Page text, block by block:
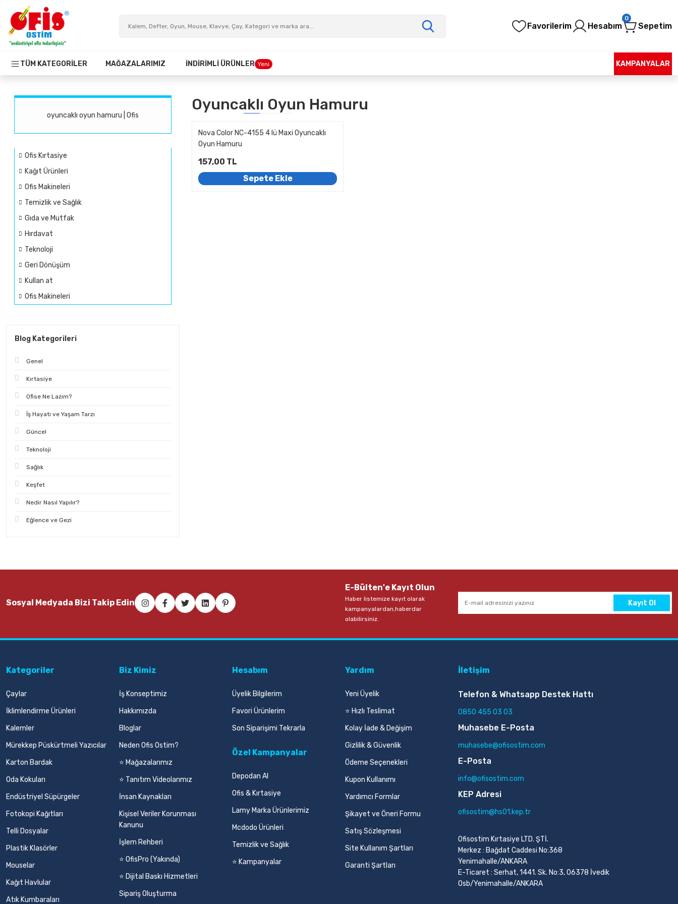
Favorilerim Hesabım Sepetim
0
TÜM KATEGORİLER MAĞAZALARIMIZ İNDİRİMLİ ÜRÜNLER Yeni KAMPANYALAR
oyuncaklı oyun hamuru | Ofis
Ofis Kırtasiye
Kağıt Ürünleri
Ofis Makineleri
Temizlik ve Sağlık
Gıda ve Mutfak
Hırdavat
Teknoloji
Geri Dönüşüm
Kullan at
Ofis Makineleri
Blog Kategorileri
Genel
Kırtasiye
Ofise Ne Lazım?
İş Hayatı ve Yaşam Tarzı
Güncel
Teknoloji
Sağlık
Keşfet
Nedir Nasıl Yapılır?
Eğlence ve Gezi
Oyuncaklı Oyun Hamuru
Nova Color NC-4155 4 lü Maxi Oyuncaklı
Oyun Hamuru
157,00 TL
Sepete Ekle
Sosyal Medyada Bizi Takip Edin
E-Bülten'e Kayıt Olun
Haber listemize kayıt olarak
kampanyalardan,haberdar
olabilirsiniz.
Kayıt Ol
Kategoriler
Çaylar
İklimlendirme Ürünleri
Kalemler
Mürekkep Püskürtmeli Yazıcılar
Karton Bardak
Oda Kokuları
Endüstriyel Süpürgeler
Fotokopi Kağıtları
Telli Dosyalar
Plastik Klasörler
Mouselar
Kağıt Havlular
Atık Kumbaraları
Biz Kimiz
İş Konseptimiz
Hakkımızda
Bloglar
Neden Ofis Ostim?
⭐ Mağazalarımız
⭐ Tanıtım Videolarımız
İnsan Kaynakları
Kişisel Veriler Korunması
Kanunu
İşlem Rehberi
⭐ OfisPro (Yakında)
⭐ Dijital Baskı Hizmetleri
Sipariş Oluşturma
Hesabım
Üyelik Bilgilerim
Favori Ürünlerim
Son Siparişimi Tekrarla
Özel Kampanyalar
Depodan Al
Ofis & Kırtasiye
Lamy Marka Ürünlerimiz
Mcdodo Ürünleri
Temizlik ve Sağlık
⭐ Kampanyalar
Yardım
Yeni Üyelik
⭐ Hızlı Teslimat
Kolay İade & Değişim
Gizlilik & Güvenlik
Ödeme Seçenekleri
Kupon Kullanımı
Yardımcı Formlar
Şikayet ve Öneri Formu
Satış Sözleşmesi
Site Kullanım Şartları
Garanti Şartları
İletişim
Telefon & Whatsapp Destek Hattı
0850 455 03 03
Muhasebe E-Posta
muhasebe@ofisostim.com
E-Posta
info@ofisostim.com
KEP Adresi
ofisostim@hs01.kep.tr
Ofisostim Kırtasiye LTD. ŞTİ.
Merkez : Bağdat Caddesi No:368
Yenimahalle/ANKARA
E-Ticaret : Serhat, 1441. Sk. No:3, 06378 İvedik
Osb/Yenimahalle/ANKARA